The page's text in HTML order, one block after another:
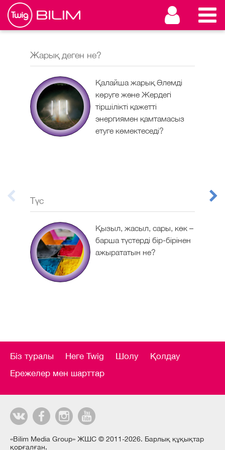
Жарық деген не?
Қалайша жарық Әлемді
көруге және Жердегі
тіршілікті қажетті
энергиямен қамтамасыз
етуге көмектеседі?
Түс
Қызыл, жасыл, сары, көк –
барша түстерді бір-бірінен
ажырататын не?
Біз туралы Неге Twig Шолу
Қолдау
Ережелер мен шарттар
«Bilim Media Group» ЖШС © 2011-2026. Барлық құқықтар
қорғалған.